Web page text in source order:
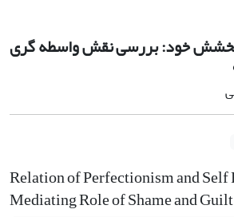
بخشش خود: بررسی نقش واسطه گری
Relation of Perfectionism and Self
Mediating Role of Shame and